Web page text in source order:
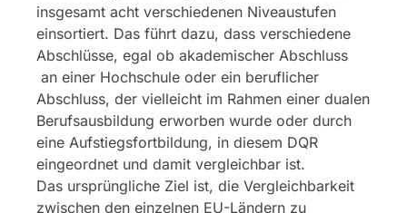
insgesamt acht verschiedenen Niveaustufen
einsortiert. Das führt dazu, dass verschiedene
Abschlüsse, egal ob akademischer Abschluss
an einer Hochschule oder ein beruflicher
Abschluss, der vielleicht im Rahmen einer dualen
Berufsausbildung erworben wurde oder durch
eine Aufstiegsfortbildung, in diesem DQR
eingeordnet und damit vergleichbar ist.
Das ursprüngliche Ziel ist, die Vergleichbarkeit
zwischen den einzelnen EU-Ländern zu